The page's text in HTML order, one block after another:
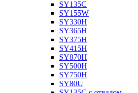
SY135C
SY155W
SY330H
SY365H
SY375H
SY415H
SY870H
SY500H
SY750H
SY80U